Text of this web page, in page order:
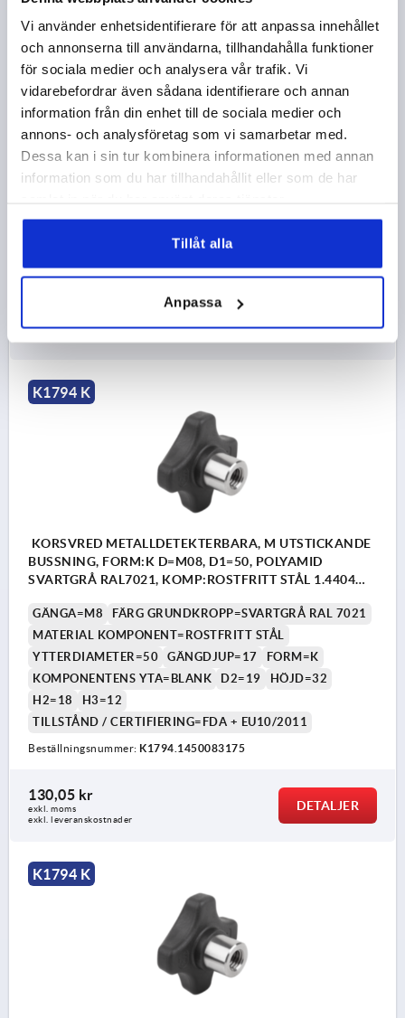
Vi använder enhetsidentifierare för att anpassa innehållet
och annonserna till användarna, tillhandahålla funktioner
för sociala medier och analysera vår trafik. Vi
vidarebefordrar även sådana identifierare och annan
information från din enhet till de sociala medier och
annons- och analysföretag som vi samarbetar med.
Dessa kan i sin tur kombinera informationen med annan
information som du har tillhandahållit eller som de har
Tillåt alla
Anpassa
KORSVRED METALLDETEKTERBARA, M UTSTICKANDE
BUSSNING, FORM:K D=M08, D1=40, POLYAMID
SVARTGRÅ RAL7021, KOMP:ROSTFRITT STÅL 1.4404
BLANK
GÄNGA=M8
FÄRG GRUNDKROPP=SVARTGRÅ RAL 7021
MATERIAL KOMPONENT=ROSTFRITT STÅL
YTTERDIAMETER=40
GÄNGDJUP=12
FORM=K
H2=14
H3=10
TILLSTÅND / CERTIFIERING=FDA + EU10/2011
Beställningsnummer:K1794.1440083175
exkl. moms
DETALJER
K1794 K
KORSVRED METALLDETEKTERBARA, M UTSTICKANDE
BUSSNING, FORM:K D=M08, D1=50, POLYAMID
SVARTGRÅ RAL7021, KOMP:ROSTFRITT STÅL 1.4404
GÄNGA=M8
FÄRG GRUNDKROPP=SVARTGRÅ RAL 7021
MATERIAL KOMPONENT=ROSTFRITT STÅL
YTTERDIAMETER=50
GÄNGDJUP=17
FORM=K
KOMPONENTENS YTA=BLANK
D2=19
HÖJD=32
H2=18
H3=12
TILLSTÅND / CERTIFIERING=FDA + EU10/2011
Beställningsnummer: K1794.1450083175
130,05 kr
exkl. moms
exkl. leveranskostnader
DETALJER
K1794 K